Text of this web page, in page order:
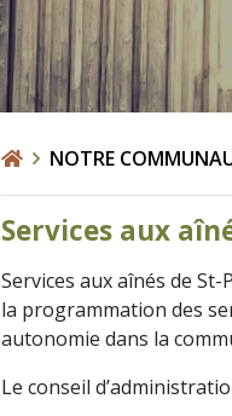
NOTRE
Services aux
Services aux aînés de
la programmation des
autonomie dans la
Le conseil